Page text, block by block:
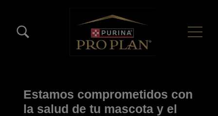
Estamos comprometidos con
la salud de tu mascota y el